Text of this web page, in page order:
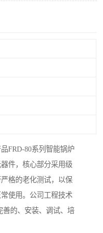
FRD-80系列智能锅炉
件，核心部分采用级
格的老化测试，以保
使用。公司工程技术
善的、安装、调试、培